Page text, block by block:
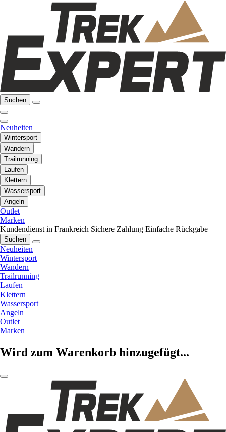
Suchen
Neuheiten
Wintersport
Wandern
Trailrunning
Laufen
Klettern
Wassersport
Angeln
Outlet
Marken
Kundendienst in Frankreich Sichere Zahlung Einfache Rückgabe
Suchen
Neuheiten
Wintersport
Wandern
Trailrunning
Laufen
Klettern
Wassersport
Angeln
Outlet
Marken
Wird zum Warenkorb hinzugefügt...